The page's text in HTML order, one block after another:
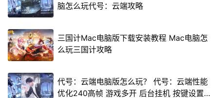
脑怎么玩代号：云端攻略
三国计Mac电脑版下载安装教程 Mac电脑怎
么玩三国计攻略
代号：云端电脑版怎么玩？ 代号：云端性能
优化240高帧 游戏多开 后台挂机 按键设置